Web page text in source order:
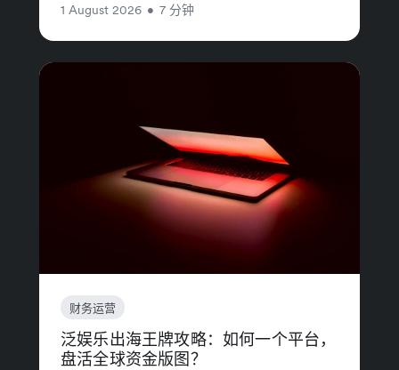
1 August 2026 • 7 分钟
财务运营
泛娱乐出海王牌攻略：如何一个平台，
盘活全球资金版图？